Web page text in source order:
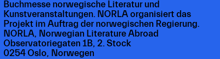
Buchmesse norwegische Literatur und
Kunstveranstaltungen. NORLA organisiert das
Projekt im Auftrag der norwegischen Regierung.
NORLA, Norwegian Literature Abroad
Observatoriegaten 1B, 2. Stock
0254 Oslo, Norwegen